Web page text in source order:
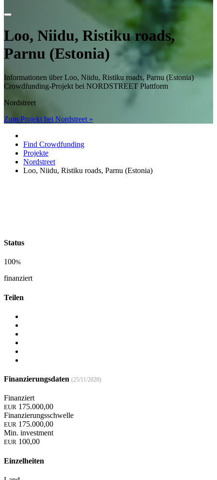
Loo, Niidu, Ristiku roads,
Parnu (Estonia)
Informationen über Loo, Niidu, Ristiku roads, Parnu (Estonia)
Crowdfunding-Projekt bei NORDSTREET Plattform
Nordstreet
Zum Projekt bei Nordstreet »
Find Crowdfunding
Projekte
Nordstreet
Loo, Niidu, Ristiku roads, Parnu (Estonia)
Status
100%
finanziert
Teilen
Finanzierungsdaten (25/11/2020)
Finanziert
EUR 175.000,00
Finanzierungsschwelle
EUR 175.000,00
Min. investment
EUR 100,00
Einzelheiten